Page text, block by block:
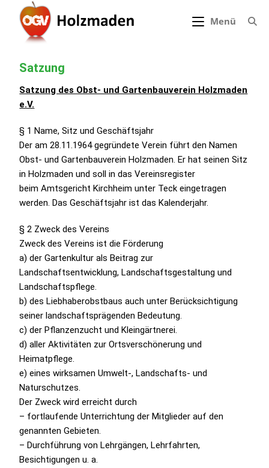
Menü
Satzung
Satzung des Obst- und Gartenbauverein Holzmaden
e.V.
§ 1 Name, Sitz und Geschäftsjahr
Der am 28.11.1964 gegründete Verein führt den Namen
Obst- und Gartenbauverein Holzmaden. Er hat seinen Sitz
in Holzmaden und soll in das Vereinsregister
beim Amtsgericht Kirchheim unter Teck eingetragen
werden. Das Geschäftsjahr ist das Kalenderjahr.
§ 2 Zweck des Vereins
Zweck des Vereins ist die Förderung
a) der Gartenkultur als Beitrag zur
Landschaftsentwicklung, Landschaftsgestaltung und
Landschaftspflege.
b) des Liebhaberobstbaus auch unter Berücksichtigung
seiner landschaftsprägenden Bedeutung.
c) der Pflanzenzucht und Kleingärtnerei.
d) aller Aktivitäten zur Ortsverschönerung und
Heimatpflege.
e) eines wirksamen Umwelt-, Landschafts- und
Naturschutzes.
Der Zweck wird erreicht durch
– fortlaufende Unterrichtung der Mitglieder auf den
genannten Gebieten.
– Durchführung von Lehrgängen, Lehrfahrten,
Besichtigungen u. a.